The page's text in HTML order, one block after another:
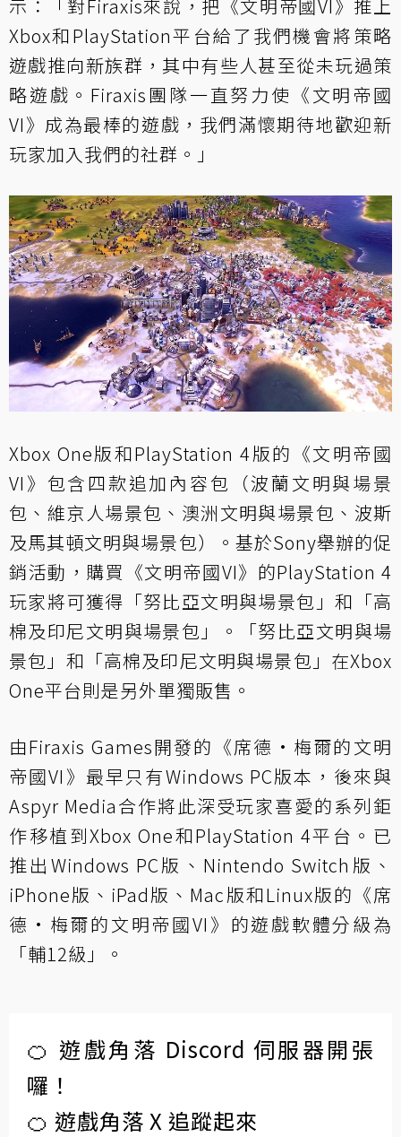
示：「對Firaxis來說，把《文明帝國VI》推上
Xbox和PlayStation平台給了我們機會將策略
遊戲推向新族群，其中有些人甚至從未玩過策
略遊戲。Firaxis團隊一直努力使《文明帝國
VI》成為最棒的遊戲，我們滿懷期待地歡迎新
玩家加入我們的社群。」
Xbox One版和PlayStation 4版的《文明帝國
VI》包含四款追加內容包（波蘭文明與場景
包、維京人場景包、澳洲文明與場景包、波斯
及馬其頓文明與場景包）。基於Sony舉辦的促
銷活動，購買《文明帝國VI》的PlayStation 4
玩家將可獲得「努比亞文明與場景包」和「高
棉及印尼文明與場景包」。「努比亞文明與場
景包」和「高棉及印尼文明與場景包」在Xbox
One平台則是另外單獨販售。
由Firaxis Games開發的《席德·梅爾的文明
帝國VI》最早只有Windows PC版本，後來與
Aspyr Media合作將此深受玩家喜愛的系列鉅
作移植到Xbox One和PlayStation 4平台。已
推出Windows PC版、Nintendo Switch版、
iPhone版、iPad版、Mac版和Linux版的《席
德·梅爾的文明帝國VI》的遊戲軟體分級為
「輔12級」。
🍊 遊戲角落 Discord 伺服器開張
囉！
🍊 遊戲角落 X 追蹤起來